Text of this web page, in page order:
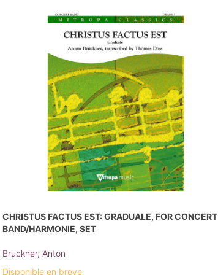
CHRISTUS FACTUS EST: GRADUALE, FOR CONCERT
BAND/HARMONIE, SET
Bruckner, Anton
Disponible en breve